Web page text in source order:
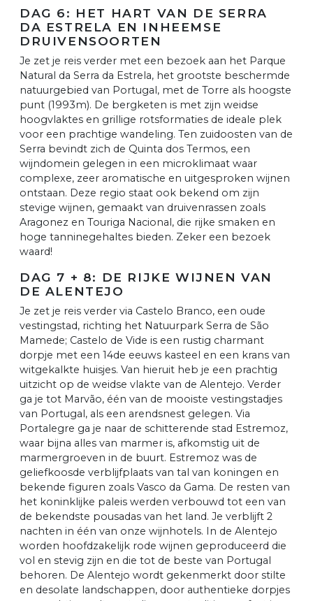
DAG 6: HET HART VAN DE SERRA
DA ESTRELA EN INHEEMSE
DRUIVENSOORTEN
Je zet je reis verder met een bezoek aan het Parque
Natural da Serra da Estrela, het grootste beschermde
natuurgebied van Portugal, met de Torre als hoogste
punt (1993m). De bergketen is met zijn weidse
hoogvlaktes en grillige rotsformaties de ideale plek
voor een prachtige wandeling. Ten zuidoosten van de
Serra bevindt zich de Quinta dos Termos, een
wijndomein gelegen in een microklimaat waar
complexe, zeer aromatische en uitgesproken wijnen
ontstaan. Deze regio staat ook bekend om zijn
stevige wijnen, gemaakt van druivenrassen zoals
Aragonez en Touriga Nacional, die rijke smaken en
hoge tanninegehaltes bieden. Zeker een bezoek
waard!
DAG 7 + 8: DE RIJKE WIJNEN VAN
DE ALENTEJO
Je zet je reis verder via Castelo Branco, een oude
vestingstad, richting het Natuurpark Serra de São
Mamede; Castelo de Vide is een rustig charmant
dorpje met een 14de eeuws kasteel en een krans van
witgekalkte huisjes. Van hieruit heb je een prachtig
uitzicht op de weidse vlakte van de Alentejo. Verder
ga je tot Marvão, één van de mooiste vestingstadjes
van Portugal, als een arendsnest gelegen. Via
Portalegre ga je naar de schitterende stad Estremoz,
waar bijna alles van marmer is, afkomstig uit de
marmergroeven in de buurt. Estremoz was de
geliefkoosde verblijfplaats van tal van koningen en
bekende figuren zoals Vasco da Gama. De resten van
het koninklijke paleis werden verbouwd tot een van
de bekendste pousadas van het land. Je verblijft 2
nachten in één van onze wijnhotels. In de Alentejo
worden hoofdzakelijk rode wijnen geproduceerd die
vol en stevig zijn en die tot de beste van Portugal
behoren. De Alentejo wordt gekenmerkt door stilte
en desolate landschappen, door authentieke dorpjes